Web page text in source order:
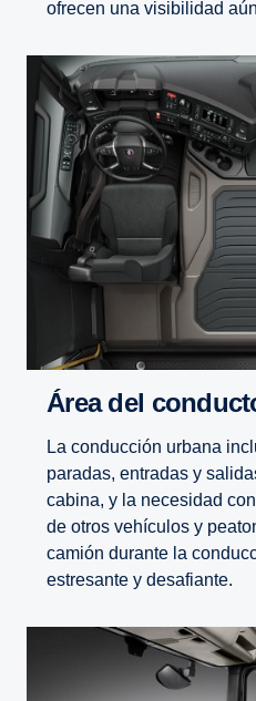
Vargas
Yaracuy
Zulia
ofrecen una visibilidad
Área del
La conducción urbana
paradas, entradas y
cabina, y la necesidad
de otros vehículos y
camión durante la
estresante y desafiante.